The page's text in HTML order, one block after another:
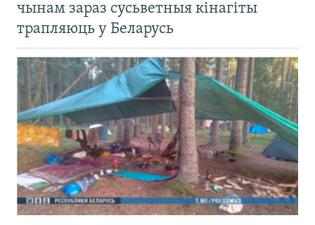
чынам зараз сусьветныя кінагіты
трапляюць у Беларусь